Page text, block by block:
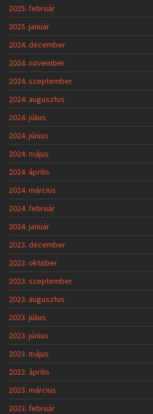
2025. február
2025. január
2024. december
2024. november
2024. szeptember
2024. augusztus
2024. július
2024. június
2024. május
2024. április
2024. március
2024. február
2024. január
2023. december
2023. október
2023. szeptember
2023. augusztus
2023. július
2023. június
2023. május
2023. április
2023. március
2023. február